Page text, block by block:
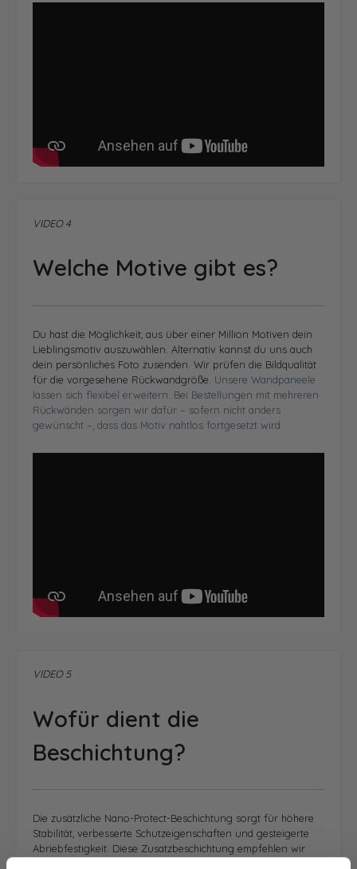
VIDEO 4
Welche Motive gibt es?
Du hast die Möglichkeit, aus über einer Million Motiven dein
Lieblingsmotiv auszuwählen. Alternativ kannst du uns auch
dein persönliches Foto zusenden. Wir prüfen die Bildqualität
für die vorgesehene Rückwandgröße. Unsere Wandpaneele
lassen sich flexibel erweitern. Bei Bestellungen mit mehreren
Rückwänden sorgen wir dafür – sofern nicht anders
gewünscht –, dass das Motiv nahtlos fortgesetzt wird.
VIDEO 5
Wofür dient die
Beschichtung?
Die zusätzliche Nano-Protect-Beschichtung sorgt für höhere
Stabilität, verbesserte Schutzeigenschaften und gesteigerte
Abriebfestigkeit. Diese Zusatzbeschichtung empfehlen wir